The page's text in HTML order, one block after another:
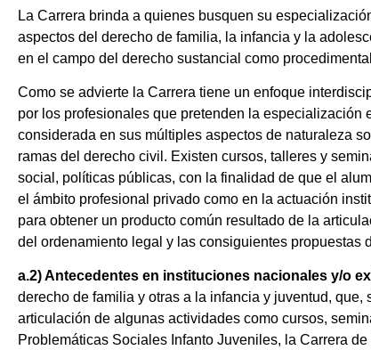
La Carrera brinda a quienes busquen su
aspectos del derecho de familia, la infancia y la
en el campo del derecho sustancial como
Como se advierte la Carrera tiene un enfoque
por los profesionales que pretenden la
considerada en sus múltiples aspectos de naturaleza
ramas del derecho civil. Existen cursos, talleres y
social, políticas públicas, con la finalidad de que el
el ámbito profesional privado como en la actuación
para obtener un producto común resultado de la
del ordenamiento legal y las consiguientes propuestas
a.2)Antecedentes en instituciones nacionales y/o
derecho de familia y otras a la infancia y juventud,
articulación de algunas actividades como cursos,
Problemáticas Sociales Infanto Juveniles, la Carrera